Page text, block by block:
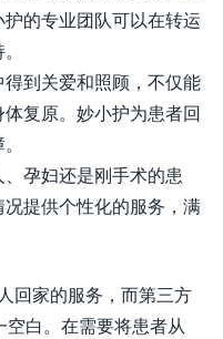
的专业团队可以在转运
得到关爱和照顾，不仅能
复原。妙小护为患者回
、孕妇还是刚手术的患
提供个性化的服务，满
回家的服务，而第三方
空白。在需要将患者从